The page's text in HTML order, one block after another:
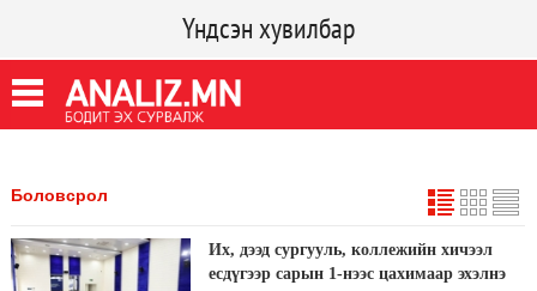
Үндсэн хувилбар
Боловсрол
Их, дээд сургууль, коллежийн хичээл
есдүгээр сарын 1-нээс цахимаар эхэлнэ